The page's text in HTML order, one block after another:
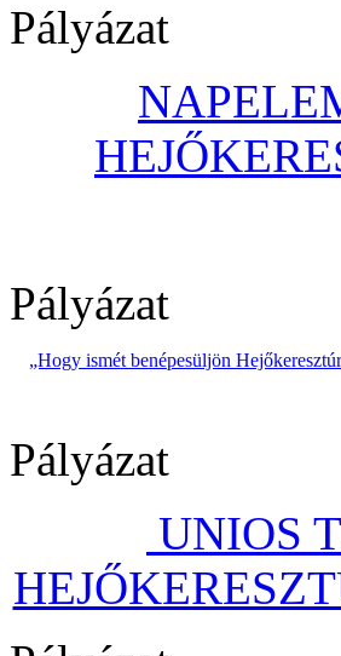
Pályázat
Pályázat
„Hogy ismét benépesüljön
Pályázat
UNIOS